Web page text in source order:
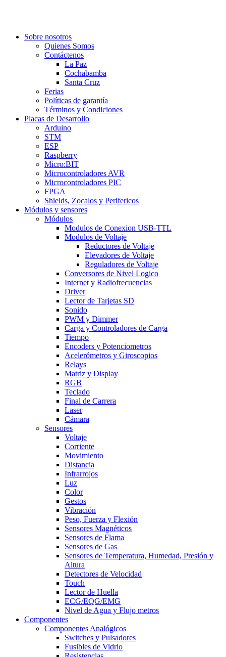
Sobre nosotros
Quienes Somos
Contáctenos
La Paz
Cochabamba
Santa Cruz
Ferias
Políticas de garantía
Términos y Condiciones
Placas de Desarrollo
Arduino
STM
ESP
Raspberry
Micro:BIT
Microcontroladores AVR
Microcontroladores PIC
FPGA
Shields, Zocalos y Perifericos
Módulos y sensores
Módulos
Modulos de Conexion USB-TTL
Modulos de Voltaje
Reductores de Voltaje
Elevadores de Voltaje
Reguladores de Voltaje
Conversores de Nivel Logico
Internet y Radiofrecuencias
Driver
Lector de Tarjetas SD
Sonido
PWM y Dimmer
Carga y Controladores de Carga
Tiempo
Encoders y Potenciometros
Acelerómetros y Giroscopios
Relays
Matriz y Display
RGB
Teclado
Final de Carrera
Laser
Cámara
Sensores
Voltaje
Corriente
Movimiento
Distancia
Infrarrojos
Luz
Color
Gestos
Vibración
Peso, Fuerza y Flexión
Sensores Magnéticos
Sensores de Flama
Sensores de Gas
Sensores de Temperatura, Humedad, Presión y
Altura
Detectores de Velocidad
Touch
Lector de Huella
ECG/EQG/EMG
Nivel de Agua y Flujo metros
Componentes
Componentes Analógicos
Switches y Pulsadores
Fusibles de Vidrio